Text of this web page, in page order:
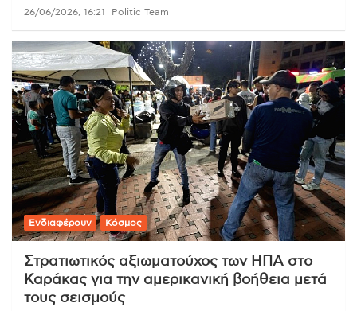
26/06/2026, 16:21 Politic Team
Ενδιαφέρουν Κόσμος
Στρατιωτικός αξιωματούχος των ΗΠΑ στο
Καράκας για την αμερικανική βοήθεια μετά
τους σεισμούς